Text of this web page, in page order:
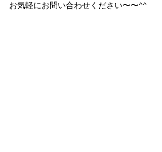
お気軽にお問い合わせください〜〜^^